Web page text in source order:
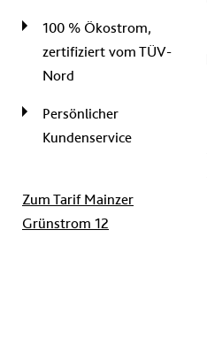
100 % Ökostrom,
zertifiziert vom TÜV-
Nord
Persönlicher
Kundenservice
Zum Tarif Mainzer
Grünstrom 12